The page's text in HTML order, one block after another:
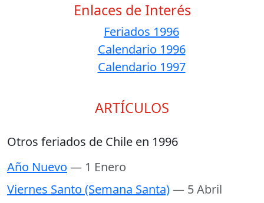
Enlaces de Interés
Feriados 1996
Calendario 1996
Calendario 1997
ARTÍCULOS
Otros feriados de Chile en 1996
Año Nuevo — 1 Enero
Viernes Santo (Semana Santa)— 5 Abril